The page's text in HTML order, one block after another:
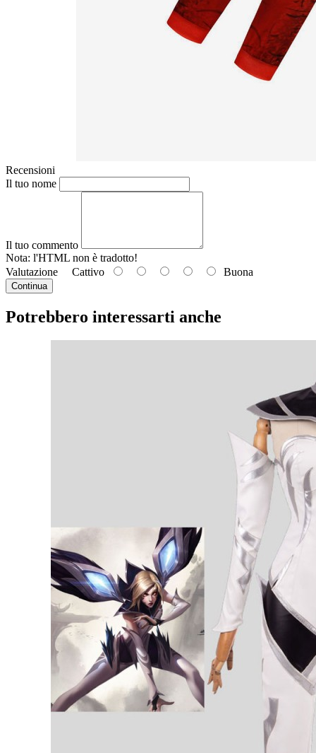
Recensioni
Il tuo nome
Il tuo commento
Nota: l'HTML non è tradotto!
Valutazione Cattivo Buona
Continua
Potrebbero interessarti anche